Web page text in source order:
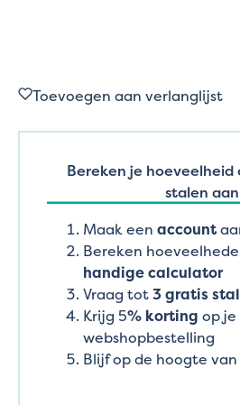
Toevoegen aan verlanglijst
Bereken je hoeveelheid
stalen aan
Maak een account
Bereken
handige calculator
Vraag tot3 gratis
Krijg 5% korting op
webshopbestelling
Blijf op de hoogte